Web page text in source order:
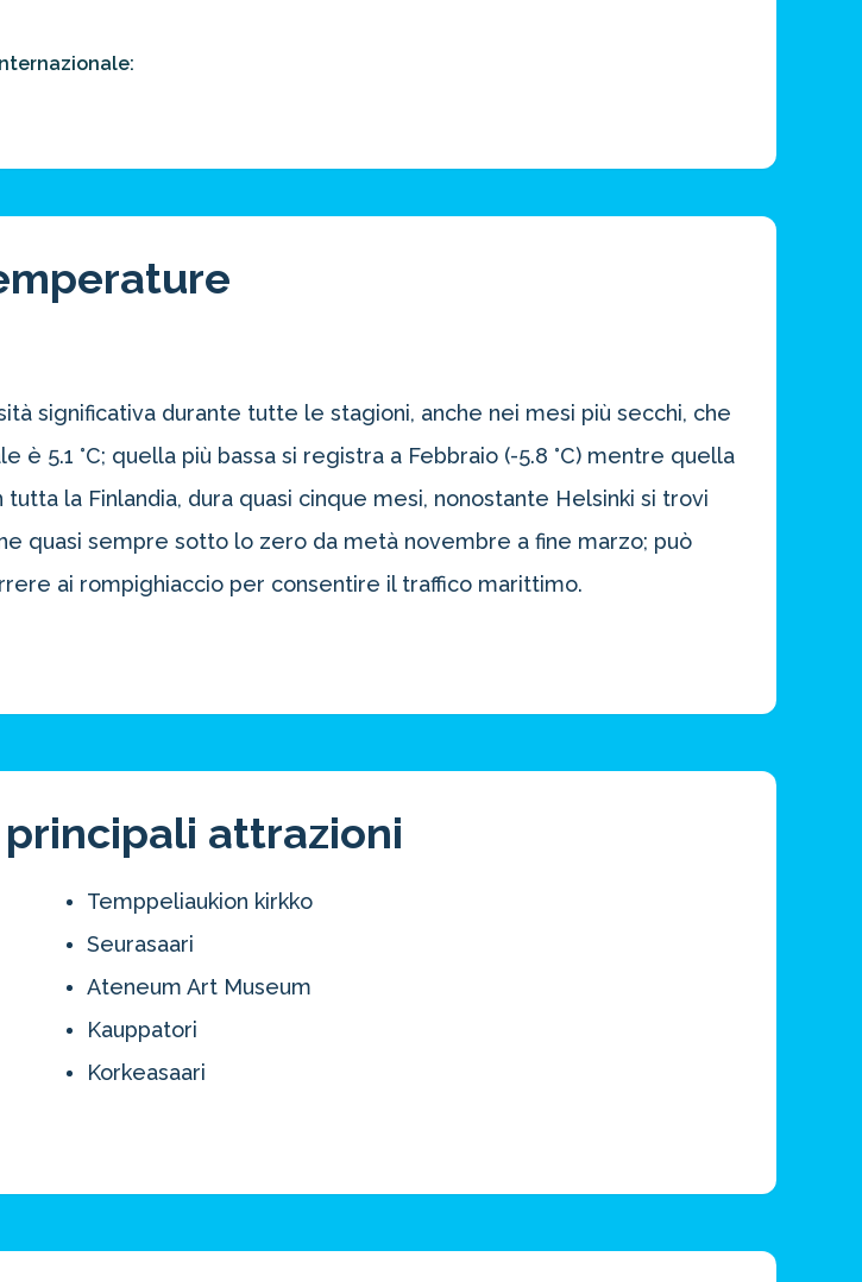
significativa durante tutte le stagioni, anche nei mesi più secchi, che
è 5.1 °C; quella più bassa si registra a Febbraio (-5.8 °C) mentre quella
la Finlandia, dura quasi cinque mesi, nonostante Helsinki si trovi
quasi sempre sotto lo zero da metà novembre a fine marzo; può
ai rompighiaccio per consentire il traffico marittimo.
principali attrazioni
Temppeliaukion kirkko
Seurasaari
Ateneum Art Museum
Kauppatori
Korkeasaari